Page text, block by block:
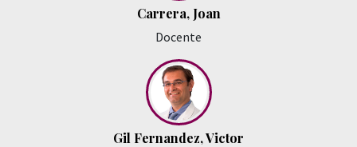
Carrera, Joan
Docente
Gil Fernandez, Victor